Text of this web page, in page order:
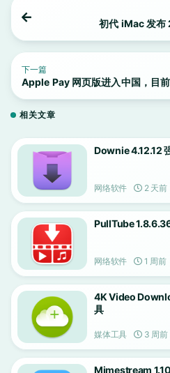
初代 iMac 发布
下一篇
Apple Pay 网页版进入中国，目
相关文章
Downie 4.12.12
网络软件 2 天前
PullTube
网络软件 1 周前
4K Video
具
媒体工具 3 周前
Mimestream